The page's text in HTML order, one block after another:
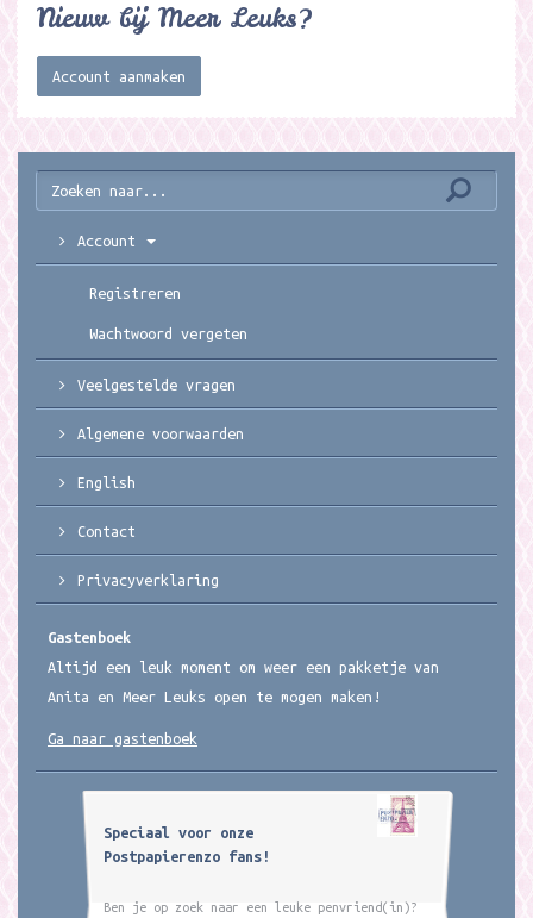
Nieuw bij Meer Leuks?
Account aanmaken
Account
Registreren
Wachtwoord vergeten
Veelgestelde vragen
Algemene voorwaarden
English
Contact
Privacyverklaring
Gastenboek
Altijd een leuk moment om weer een pakketje van
Anita en Meer Leuks open te mogen maken!
Ga naar gastenboek
Speciaal voor onze
Postpapierenzo fans!
Ben je op zoek naar een leuke penvriend(in)?